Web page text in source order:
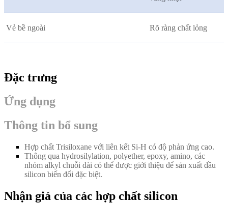
Vẻ bề ngoài Rõ ràng chất lỏng
Đặc trưng
Ứng dụng
Thông tin bổ sung
Hợp chất Trisiloxane với liên kết Si-H có độ phản ứng cao.
Thông qua hydrosilylation, polyether, epoxy, amino, các
nhóm alkyl chuỗi dài có thể được giới thiệu để sản xuất dầu
silicon biến đổi đặc biệt.
Nhận giá của các hợp chất silicon